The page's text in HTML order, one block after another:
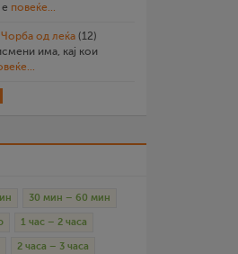
повеќе...
Чорба од леќа (12)
има, кај кои
30 мин – 60 мин
1 час – 2 часа
2 часа – 3 часа